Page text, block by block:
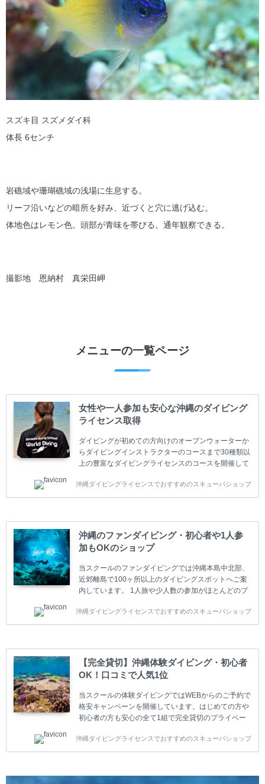
スズキ目 スズメダイ科
体長 6センチ
岩礁域や珊瑚礁域の浅場に生息する。
リーフ沿いなどの暗所を好み、近づくと穴に逃げ込む。
体地色はレモン色。頭部が青味を帯びる。通年観察できる。
撮影地 恩納村 真栄田岬
メニューの一覧ページ
女性や一人参加も安心な沖縄のダイビング
ライセンス取得
ダイビングが初めての方向けのオープンウォーターか
らダイビングインストラクターのコースまで30種類以
上の豊富なダイビングライセンスのコースを開催して
(TEC)のコースもご用意しています。 当スクールを受
講するお客様は一人参加などの少人数のご参加が最も
は年間を通じてキャンペーンを行っています。 ベーシ
ックダイバー(Cカード) 1日間+eラーニング 最安値キ
ャンペーン ￥22800(税込) ￥16800(税込) 器材 / 送
迎 / 保険 / 全て込み ダイビング...
沖縄ダイビングライセンスでおすすめのスキューバショップ
沖縄のファンダイビング・初心者や1人参
加もOKのショップ
当スクールのファンダイビングでは沖縄本島中北部、
近郊離島で100ヶ所以上のダイビングスポットへご案
内しています。 1人旅や少人数の参加がほとんどのプ
の方も安心して楽しめるようにリフレッシュダイビン
グコースもご用意しています。お1人様も初心者の方
ーター様はファンダイビングの全てのコース費が
10%OFF、フル器材レンタルが50%OFFになります。
沖縄本島周辺ビーチ・ファンダイビング ￥13800(税
込)【 2ビーチ 】 ウエイト / タンク / 送迎...
沖縄ダイビングライセンスでおすすめのスキューバショップ
【完全貸切】沖縄体験ダイビング・初心者
OK！口コミで人気1位
当スクールの体験ダイビングではWEBからのご予約で
格安キャンペーンを開催しています。はじめての方や
初心者の方も安心の全て1組で完全貸切のプライベー
1人様から気軽にご参加ください。 全てのコースで高
画質の記念撮影&水中撮影付きです。初心者の方やダ
沖縄ダイビングライセンスでおすすめのスキューバショップ